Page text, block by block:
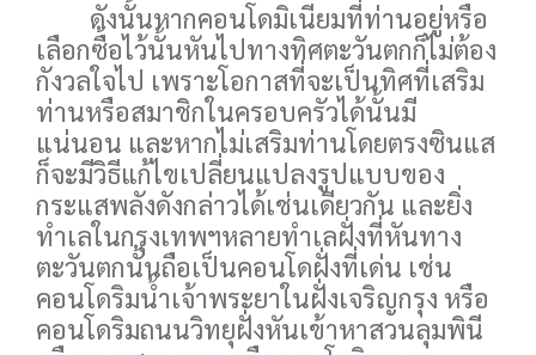
ดังนั้นหากคอนโดมิเนียมที่ท่านอยู่หรือ
เลือกซื้อไว้นั้นหันไปทางทิศตะวันตกก็ไม่ต้อง
กังวลใจไป เพราะโอกาสที่จะเป็นทิศที่เสริม
ท่านหรือสมาชิกในครอบครัวได้นั้นมี
แน่นอน และหากไม่เสริมท่านโดยตรงซินแส
ก็จะมีวิธีแก้ไขเปลี่ยนแปลงรูปแบบของ
กระแสพลังดังกล่าวได้เช่นเดียวกัน และยิ่ง
ทำเลในกรุงเทพฯหลายทำเลฝั่งที่หันทาง
ตะวันตกนั้นถือเป็นคอนโดฝั่งที่เด่น เช่น
คอนโดริมน้ำเจ้าพระยาในฝั่งเจริญกรุง หรือ
คอนโดริมถนนวิทยุฝั่งหันเข้าหาสวนลุมพินี